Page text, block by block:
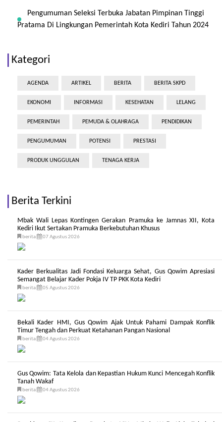
Pengumuman Seleksi Terbuka Jabatan Pimpinan Tinggi
Pratama Di Lingkungan Pemerintah Kota Kediri Tahun 2024
Kategori
AGENDA ARTIKEL BERITA BERITA SKPD
EKONOMI INFORMASI KESEHATAN LELANG
PEMERINTAH PEMUDA & OLAHRAGA PENDIDIKAN
PENGUMUMAN POTENSI PRESTASI
PRODUK UNGGULAN TENAGA KERJA
Berita Terkini
Mbak Wali Lepas Kontingen Gerakan Pramuka ke Jamnas XII, Kota
Kediri Ikut Sertakan Pramuka Berkebutuhan Khusus
berita 07 Agustus 2026
Kader Berkualitas Jadi Fondasi Keluarga Sehat, Gus Qowim Apresiasi
Semangat Belajar Kader Pokja IV TP PKK Kota Kediri
berita 05 Agustus 2026
Bekali Kader HMI, Gus Qowim Ajak Untuk Pahami Dampak Konflik
Timur Tengah dan Perkuat Ketahanan Pangan Nasional
berita 04 Agustus 2026
Gus Qowim: Tata Kelola dan Kepastian Hukum Kunci Mencegah Konflik
Tanah Wakaf
berita 04 Agustus 2026